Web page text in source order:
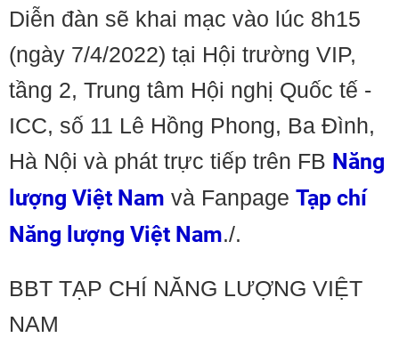
Diễn đàn sẽ khai mạc vào lúc 8h15
(ngày 7/4/2022) tại Hội trường VIP,
tầng 2, Trung tâm Hội nghị Quốc tế -
ICC, số 11 Lê Hồng Phong, Ba Đình,
Hà Nội và phát trực tiếp trên FB Năng
lượng Việt Nam và Fanpage Tạp chí
Năng lượng Việt Nam./.
BBT TẠP CHÍ NĂNG LƯỢNG VIỆT
NAM